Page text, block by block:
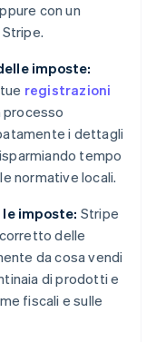
con un
imposte:
registrazioni
processo
i dettagli
tempo
normative locali.
imposte: Stripe
delle
da cosa vendi
di prodotti e
fiscali e sulle